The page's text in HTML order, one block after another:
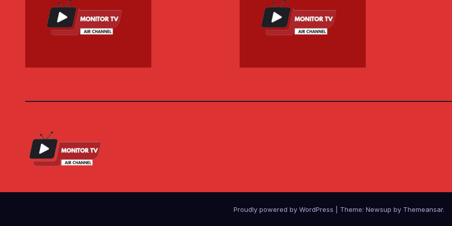
Proudly powered by WordPress Theme: Newsup by Themeansar.